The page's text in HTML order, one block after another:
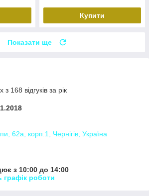
Купити
Показати ще
168 відгуків за рік
62а, корп.1, Чернігів, Україна
з 10:00 до 14:00
графік роботи